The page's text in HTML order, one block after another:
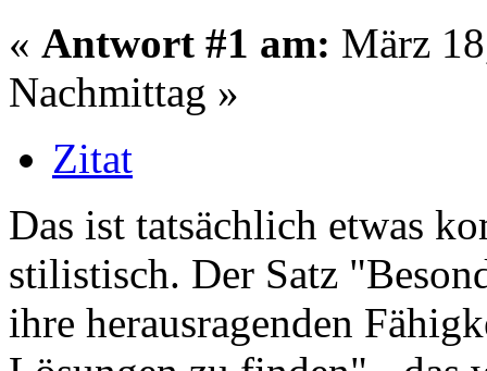
« Antwort #1 am: März
Nachmittag »
Zitat
Das ist tatsächlich etwas
stilistisch. Der Satz
ihre herausragenden